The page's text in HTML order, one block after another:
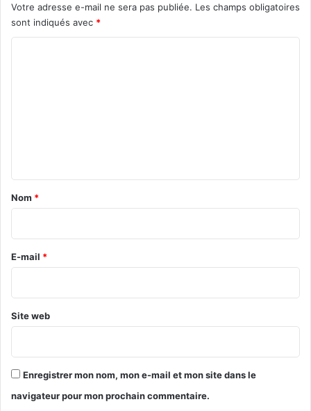
Votre adresse e-mail ne sera pas publiée. Les champs obligatoires
sont indiqués avec *
a
r
e
Nom *
E-mail *
Site web
Enregistrer mon nom, mon e-mail et mon site dans le
navigateur pour mon prochain commentaire.